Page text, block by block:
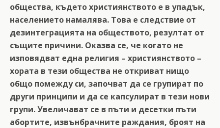
общества, където християнството е в упадък,
населението намалява. Това е следствие от
дезинтеграцията на обществото, резултат от
същите причини. Оказва се, че когато не
изповядват една религия – християнството –
хората в тези общества не откриват нищо
общо помежду си, започват да се групират по
други принципи и да се капсулират в тези нови
групи. Увеличават се в пъти и десетки пъти
абортите, извънбрачните раждания, броят на